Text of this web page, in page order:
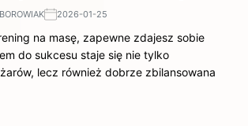
2026-01-25
na masę, zapewne zdajesz sobie
do sukcesu staje się nie tylko
lecz również dobrze zbilansowana